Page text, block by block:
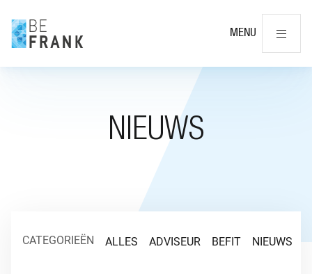
MENU
NIEUWS
CATEGORIEËN ALLES ADVISEUR BEFIT NIEUWS